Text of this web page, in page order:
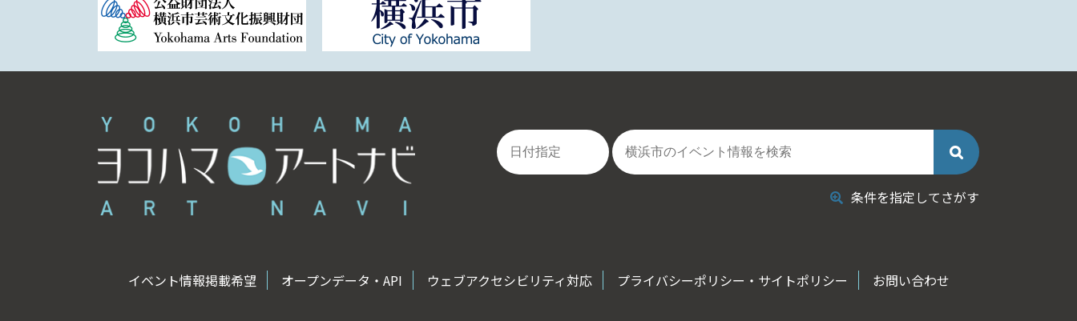
イベント情報掲載希望 オープンデータ・API ウェブアクセシビリティ対応 プライバシーポリシー・サイトポリシー お問い合わせ
条件を指定してさがす